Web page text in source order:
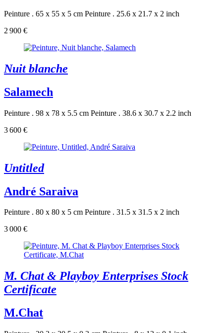
Peinture . 65 x 55 x 5 cm Peinture . 25.6 x 21.7 x 2 inch
2 900 €
Nuit blanche
Salamech
Peinture . 98 x 78 x 5.5 cm Peinture . 38.6 x 30.7 x 2.2 inch
3 600 €
Untitled
André Saraiva
Peinture . 80 x 80 x 5 cm Peinture . 31.5 x 31.5 x 2 inch
3 000 €
M. Chat & Playboy Enterprises Stock
Certificate
M.Chat